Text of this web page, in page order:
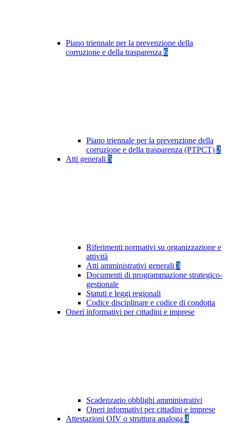
Piano triennale per la prevenzione della
corruzione e della trasparenza 6
Piano triennale per la prevenzione della
corruzione e della trasparenza (PTPCT) 2
Atti generali 5
Riferimenti normativi su organizzazione e
attività
Atti amministrativi generali 3
Documenti di programmazione strategico-
gestionale
Statuti e leggi regionali
Codice disciplinare e codice di condotta
Oneri informativi per cittadini e imprese
Scadenzario obblighi amministrativi
Oneri informativi per cittadini e imprese
Attestazioni OIV o struttura analoga 4